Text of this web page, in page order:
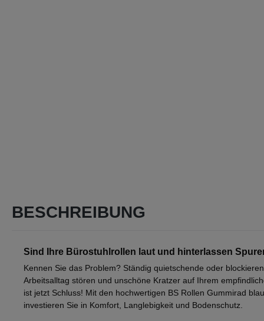
BESCHREIBUNG
Sind Ihre Bürostuhlrollen laut und hinterlassen
Kennen Sie das Problem? Ständig quietschende oder
Arbeitsalltag stören und unschöne Kratzer auf Ihrem
ist jetzt Schluss! Mit den hochwertigen BS Rollen Gummirad
investieren Sie in Komfort, Langlebigkeit und Bodenschutz.